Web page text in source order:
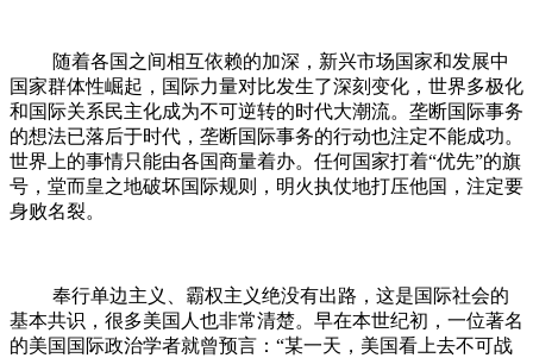
随着各国之间相互依赖的加深，新兴市场国家和发展中
国家群体性崛起，国际力量对比发生了深刻变化，世界多极化
和国际关系民主化成为不可逆转的时代大潮流。垄断国际事务
的想法已落后于时代，垄断国际事务的行动也注定不能成功。
世界上的事情只能由各国商量着办。任何国家打着“优先”的旗
号，堂而皇之地破坏国际规则，明火执仗地打压他国，注定要
身败名裂。
奉行单边主义、霸权主义绝没有出路，这是国际社会的
基本共识，很多美国人也非常清楚。早在本世纪初，一位著名
的美国国际政治学者就曾预言：“某一天，美国看上去不可战